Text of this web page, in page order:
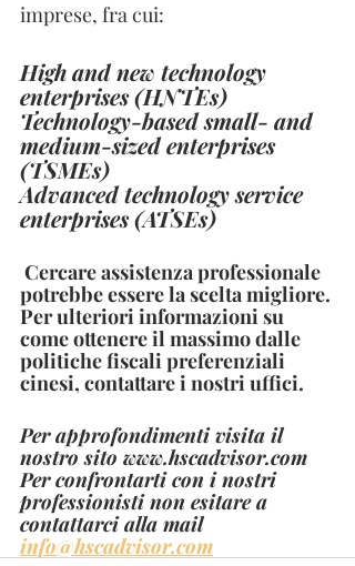
imprese, fra cui:
High and new technology
enterprises (HNTEs)
Technology-based small- and
medium-sized enterprises
(TSMEs)
Advanced technology service
enterprises (ATSEs)
potrebbe essere la scelta migliore.
Per ulteriori informazioni su
come ottenere il massimo dalle
politiche fiscali preferenziali
cinesi, contattare i nostri uffici.
Per approfondimenti visita il
nostro sito www.hscadvisor.com
Per confrontarti con i nostri
professionisti non esitare a
contattarci alla mail
info@hscadvisor.com